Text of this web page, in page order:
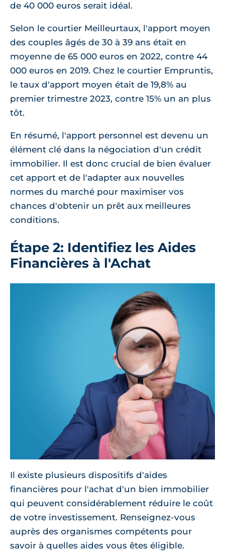
de 40 000 euros serait idéal.
Selon le courtier Meilleurtaux, l'apport moyen
des couples âgés de 30 à 39 ans était en
moyenne de 65 000 euros en 2022, contre 44
000 euros en 2019. Chez le courtier Empruntis,
le taux d'apport moyen était de 19,8% au
premier trimestre 2023, contre 15% un an plus
tôt.
En résumé, l'apport personnel est devenu un
élément clé dans la négociation d'un crédit
immobilier. Il est donc crucial de bien évaluer
cet apport et de l'adapter aux nouvelles
normes du marché pour maximiser vos
chances d'obtenir un prêt aux meilleures
conditions.
Étape 2: Identifiez les Aides
Financières à l'Achat
Il existe plusieurs dispositifs d'aides
financières pour l'achat d'un bien immobilier
qui peuvent considérablement réduire le coût
de votre investissement. Renseignez-vous
auprès des organismes compétents pour
savoir à quelles aides vous êtes éligible.